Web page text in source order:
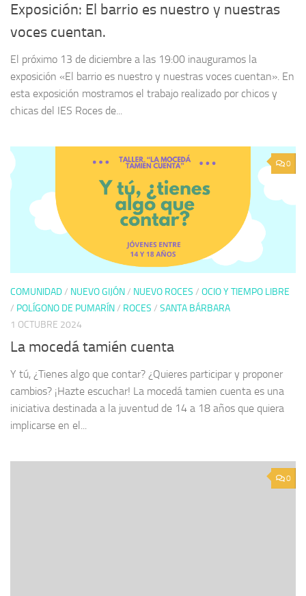
Exposición: El barrio es nuestro y nuestras
voces cuentan.
El próximo 13 de diciembre a las 19:00 inauguramos la
exposición «El barrio es nuestro y nuestras voces cuentan». En
esta exposición mostramos el trabajo realizado por chicos y
chicas del IES Roces de...
0
COMUNIDAD/ NUEVO GIJÓN/ NUEVO ROCES / OCIO Y TIEMPO LIBRE
/ POLÍGONO DE PUMARÍN/ ROCES / SANTA BÁRBARA
1 OCTUBRE 2024
La mocedá tamién cuenta
Y tú, ¿Tienes algo que contar? ¿Quieres participar y proponer
cambios? ¡Hazte escuchar! La mocedá tamien cuenta es una
iniciativa destinada a la juventud de 14 a 18 años que quiera
implicarse en el...
0